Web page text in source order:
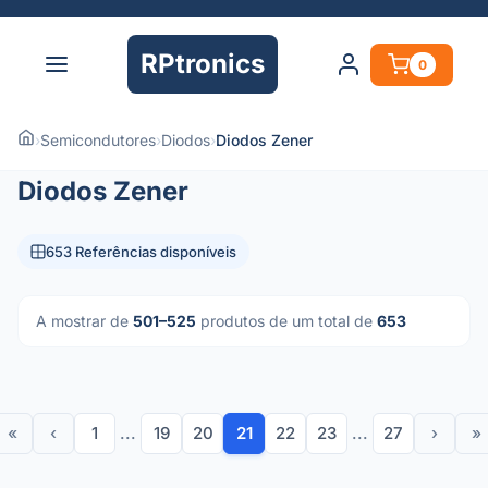
RPtronics 0
›Semicondutores›Diodos›Diodos Zener
Diodos Zener
653 Referências disponíveis
A mostrar de 501–525 produtos de um total de 653
« ‹ 1 ... 19 20 21 22 23 ... 27 › »